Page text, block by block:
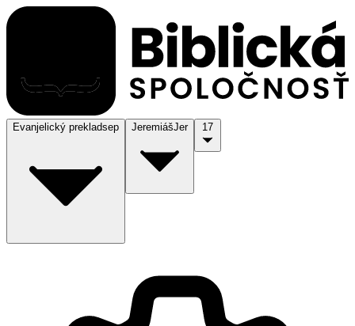
Evanjelický prekladsep JeremiášJer